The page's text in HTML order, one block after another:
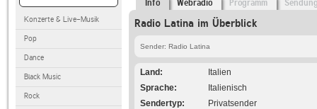
Konzerte & Live-Musik
Pop
Dance
Black Music
Rock
Info Webradio Programm
Radio Latina im Überblick
Sender: Radio Latina
Land
Italien
Sprache
Italienisch
Sendertyp
Privatsender